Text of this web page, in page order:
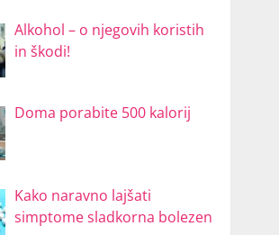
Alkohol – o njegovih koristih
in škodi!
Doma porabite 500 kalorij
Kako naravno lajšati
simptome sladkorna bolezen